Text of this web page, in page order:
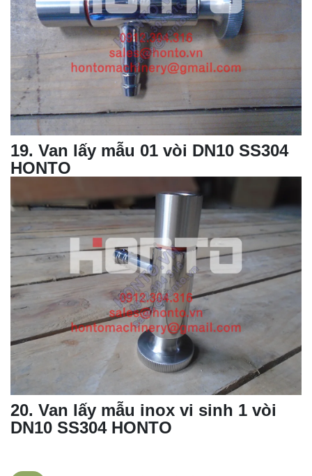
19. Van lấy mẫu 01 vòi DN10 SS304
HONTO
20. Van lấy mẫu inox vi sinh 1 vòi
DN10 SS304 HONTO